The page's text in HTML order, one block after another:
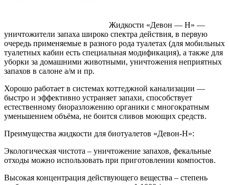
Жидкости «Девон — Н» —
уничтожители запаха широко спектра действия, в первую
очередь применяемые в разного рода туалетах (для мобильных
туалетных кабин есть специальная модификация), а также для
уборки за домашними животными, уничтожения неприятных
запахов в салоне а/м и пр.
Хорошо работает в системах коттеджной канализации —
быстро и эффективно устраняет запахи, способствует
естественному биоразложению органики с многократным
уменьшением объёма, не боится сливов моющих средств.
Преимущества жидкости для биотуалетов «Девон-Н»:
Экологическая чистота – уничтожение запахов, фекальные
отходы можно использовать при приготовлении компостов.
Высокая концентрация действующего вещества – степень